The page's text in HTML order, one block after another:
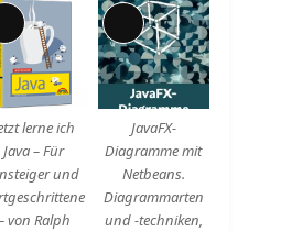
Lange
Beschreibung
lerne ich
Java – Für
und
von Ralph
Lange
Beschreibung
JavaFX-
Diagramme mit
Netbeans.
Diagrammarten
und -techniken,